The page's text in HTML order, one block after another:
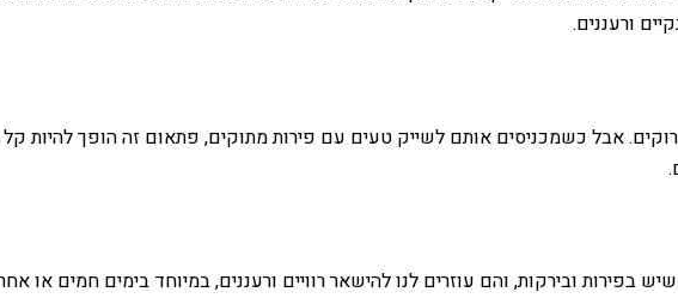
ורעננים.
אבל כשמכניסים אותם לשייק טעים עם פירות מתוקים, פתאום זה הופך להיות
בפירות ובירקות, והם עוזרים לנו להישאר רוויים ורעננים, במיוחד בימים חמים או